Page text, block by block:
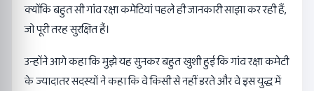
क्योंकि बहुत सी गांव रक्षा कमेटियां पहले ही जानकारी साझा कर रही हैं,
जो पूरी तरह सुरक्षित हैं।
उन्होंने आगे कहा कि मुझे यह सुनकर बहुत खुशी हुई कि गांव रक्षा कमेटी
के ज्यादातर सदस्यों ने कहा कि वे किसी से नहीं डरते और वे इस युद्ध में